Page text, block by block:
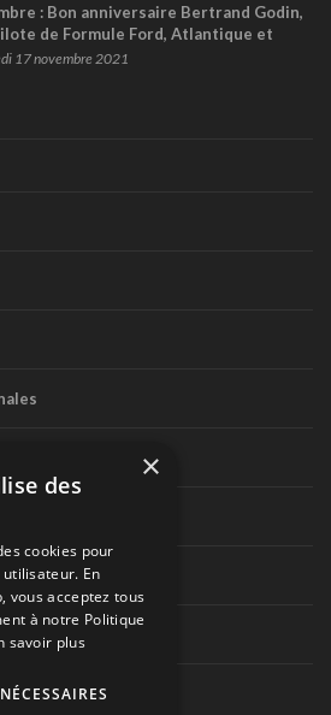
: Bon anniversaire Bertrand Godin,
de Formule Ford, Atlantique et
17 novembre 2021
×
des
cookies pour
En
vous acceptez tous
à notre Politique
savoir plus